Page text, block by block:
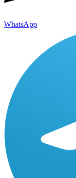
WhatsApp